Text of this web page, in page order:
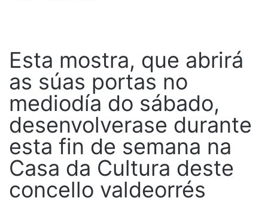
Esta mostra, que abrirá
as súas portas no
mediodía do sábado,
desenvolverase durante
esta fin de semana na
Casa da Cultura deste
concello valdeorrés